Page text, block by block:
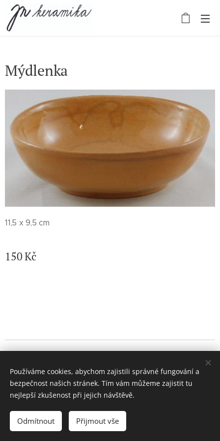
Mýdlenka
11,5 x 9,5 cm
150Kč
Do košíku
Vytvořeno službouWebnode Cookies
Používáme cookies, abychom zajistili správné fungování a
bezpečnost našich stránek. Tím vám můžeme zajistit tu
nejlepší zkušenost při jejich návštěvě.
Odmítnout Přijmout vše